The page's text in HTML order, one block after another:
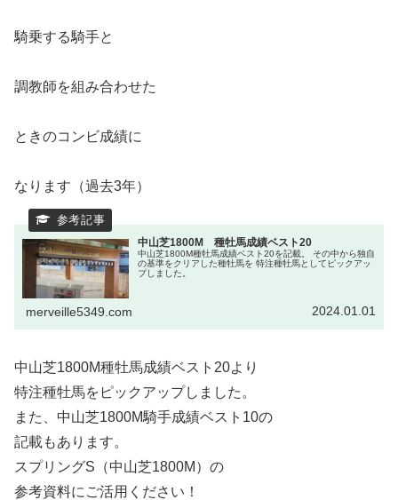
騎乗する騎手と
調教師を組み合わせた
ときのコンビ成績に
なります（過去3年）
中山芝1800M 種牡馬成績ベスト20
中山芝1800M種牡馬成績ベスト20を記載。 その中から独自
の基準をクリアした種牡馬を 特注種牡馬としてピックアッ
プしました。
merveille5349.com 2024.01.01
中山芝1800M種牡馬成績ベスト20より
特注種牡馬をピックアップしました。
また、中山芝1800M騎手成績ベスト10の
記載もあります。
スプリングS（中山芝1800M）の
参考資料にご活用ください！